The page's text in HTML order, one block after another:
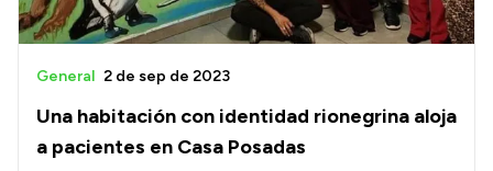
Una habitación con identidad rionegrina aloja
a pacientes en Casa Posadas
General 2 de sep de 2023